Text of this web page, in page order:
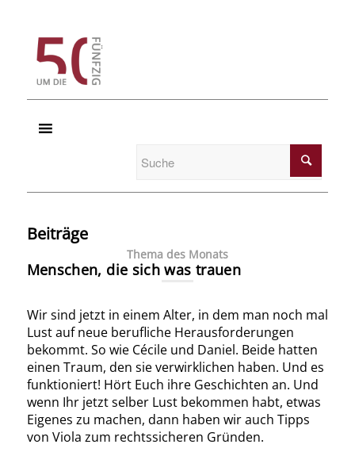
Beiträge
Thema des Monats
Menschen, die sich was trauen
Wir sind jetzt in einem Alter, in dem man noch mal
Lust auf neue berufliche Herausforderungen
bekommt. So wie Cécile und Daniel. Beide hatten
einen Traum, den sie verwirklichen haben. Und es
funktioniert! Hört Euch ihre Geschichten an. Und
wenn Ihr jetzt selber Lust bekommen habt, etwas
Eigenes zu machen, dann haben wir auch Tipps
von Viola zum rechtssicheren Gründen.